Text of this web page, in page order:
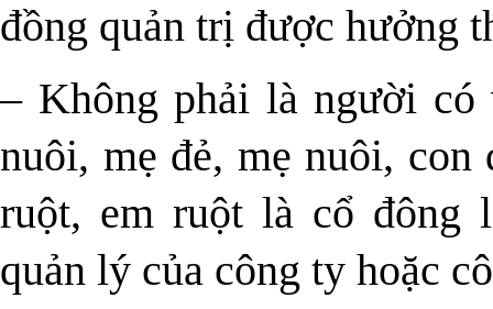
đồng quản trị được hưởng
– Không phải là người có
nuôi, mẹ đẻ, mẹ nuôi,
ruột, em ruột là cổ đông
quản lý của công ty hoặc